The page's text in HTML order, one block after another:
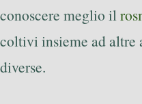
conoscere meglio il
coltivi insieme ad altre
diverse.